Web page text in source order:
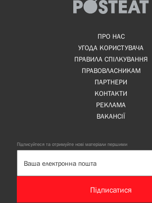
ПРО НАС
УГОДА КОРИСТУВАЧА
ПРАВИЛА СПІЛКУВАННЯ
ПРАВОВЛАСНИКАМ
ПАРТНЕРИ
КОНТАКТИ
РЕКЛАМА
ВАКАНСІЇ
Підписуйтеся та отримуйте нові матеріали першими
Підписатися